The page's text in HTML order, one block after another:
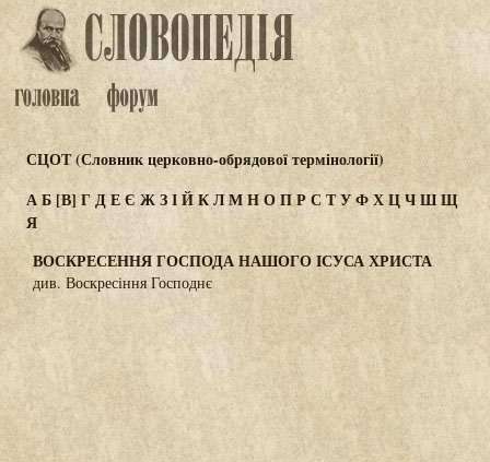
СЦОТ (Словник церковно-обрядової термінології)
АБ [В] ГДЕЄ ЖЗІЙКЛМНОПРСТУФХЦЧШЩ
Я
ВОСКРЕСЕННЯ ГОСПОДА НАШОГО ІСУСА ХРИСТА
див. Воскресіння Господнє